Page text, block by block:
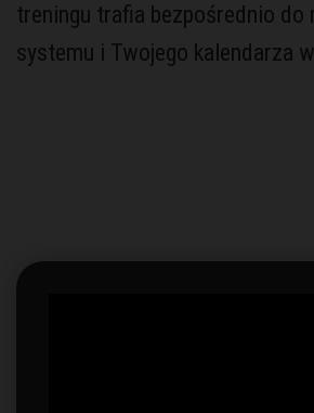
treningu trafia bezpośrednio do
systemu i Twojego kalendarza